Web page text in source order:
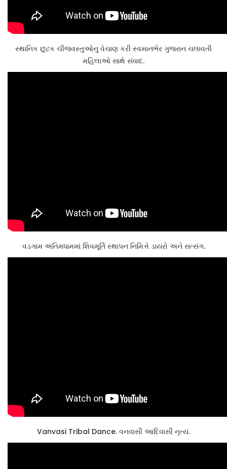
સ્થાનિક છૂટક ચીજવસ્તુઓનુ વેચાણ કરી સ્વમાનભેર ગુજરાન ચલાવતી
મહિલાઓ સાથે સંવાદ.
વડગામ અંતિમધામમાં શિવમૂર્તિ સ્થાપન નિમિત્તે ડાયરો અને સત્સંગ.
Vanvasi Tribal Dance. વનવાસી આદિવાસી નૃત્ય.